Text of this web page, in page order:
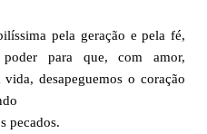
pela geração e pela fé,
para que, com amor,
desapeguemos o coração
pecados.